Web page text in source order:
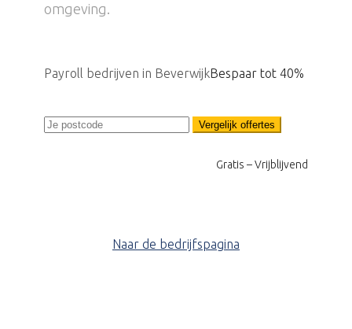
omgeving.
Payroll bedrijven in BeverwijkBespaar tot 40%
Vergelijk offertes
Gratis – Vrijblijvend
Naar de bedrijfspagina